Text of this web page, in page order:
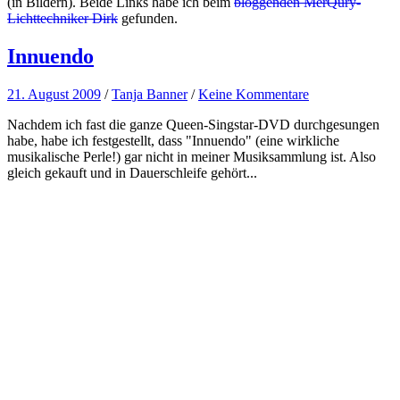
Lichttechniker Dirk gefunden.
Innuendo
21. August 2009 /Tanja Banner /Keine Kommentare
Nachdem ich fast die ganze Queen-Singstar-DVD durchgesungen
habe, habe ich festgestellt, dass "Innuendo" (eine wirkliche
musikalische Perle!) gar nicht in meiner Musiksammlung ist. Also
gleich gekauft und in Dauerschleife gehört...